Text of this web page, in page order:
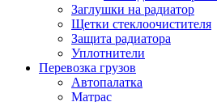
Заглушки на радиатор
Щетки стеклоочистителя
Защита радиатора
Уплотнители
Перевозка грузов
Автопалатка
Матрас